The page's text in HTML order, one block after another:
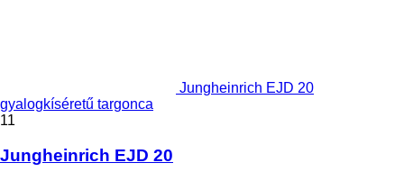
Jungheinrich EJD 20
gyalogkíséretű targonca
11
Jungheinrich EJD 20